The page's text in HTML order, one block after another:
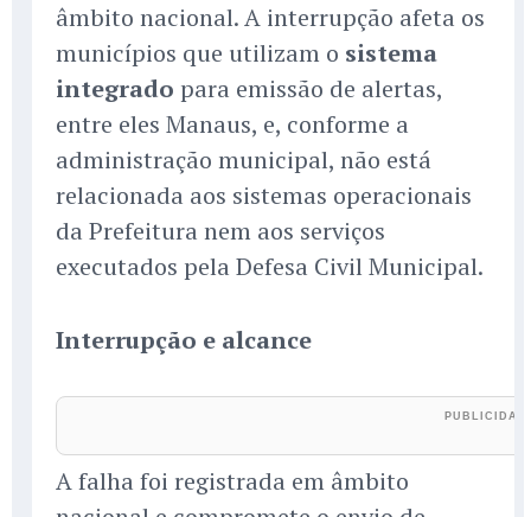
âmbito nacional. A interrupção afeta os
municípios que utilizam o sistema
integrado para emissão de alertas,
entre eles Manaus, e, conforme a
administração municipal, não está
relacionada aos sistemas operacionais
da Prefeitura nem aos serviços
executados pela Defesa Civil Municipal.
Interrupção e alcance
A falha foi registrada em âmbito